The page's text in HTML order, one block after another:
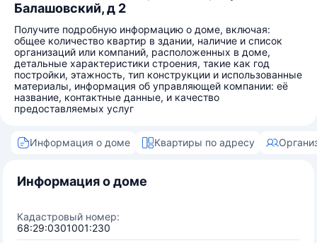
Балашовский, д 2
Получите подробную информацию о доме, включая:
общее количество квартир в здании, наличие и список
организаций или компаний, расположенных в доме,
детальные характеристики строения, такие как год
постройки, этажность, тип конструкции и использованные
материалы, информация об управляющей компании: её
название, контактные данные, и качество
предоставляемых услуг
Информация о доме Квартиры по адресу
Информация о доме
Кадастровый номер:
68:29:0301001:230